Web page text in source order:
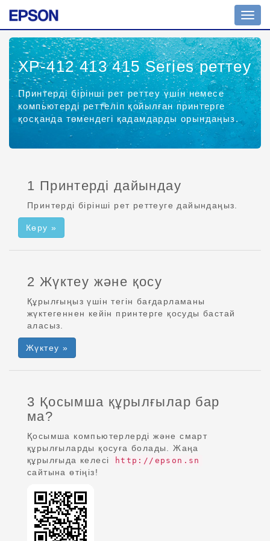
қосу
XP-412 413 415 Seriesреттеу
Принтерді бірінші рет реттеу үшін немесе
компьютерді реттеліп қойылған принтерге
қосқанда төмендегі қадамдарды орындаңыз.
1 Принтерді дайындау
Принтерді бірінші рет реттеуге дайындаңыз.
Көру »
2 Жүктеу және қосу
Құрылғыңыз үшін тегін бағдарламаны
жүктегеннен кейін принтерге қосуды бастай
аласыз.
Жүктеу »
3 Қосымша құрылғылар бар
ма?
Қосымша компьютерлерді және смарт
құрылғыларды қосуға болады. Жаңа
құрылғыда келесі
http://epson.sn
сайтына өтіңіз!